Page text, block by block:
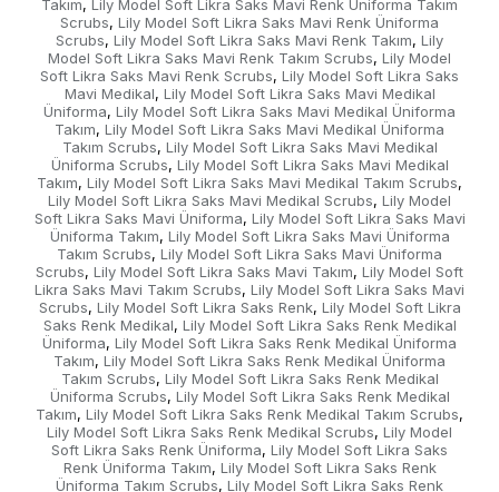
Takım, Lily Model Soft Likra Saks Mavi Renk Üniforma Takım
Scrubs, Lily Model Soft Likra Saks Mavi Renk Üniforma
Scrubs, Lily Model Soft Likra Saks Mavi Renk Takım, Lily
Model Soft Likra Saks Mavi Renk Takım Scrubs, Lily Model
Soft Likra Saks Mavi Renk Scrubs, Lily Model Soft Likra Saks
Mavi Medikal, Lily Model Soft Likra Saks Mavi Medikal
Üniforma, Lily Model Soft Likra Saks Mavi Medikal Üniforma
Takım, Lily Model Soft Likra Saks Mavi Medikal Üniforma
Takım Scrubs, Lily Model Soft Likra Saks Mavi Medikal
Üniforma Scrubs, Lily Model Soft Likra Saks Mavi Medikal
Takım, Lily Model Soft Likra Saks Mavi Medikal Takım Scrubs,
Lily Model Soft Likra Saks Mavi Medikal Scrubs, Lily Model
Soft Likra Saks Mavi Üniforma, Lily Model Soft Likra Saks Mavi
Üniforma Takım, Lily Model Soft Likra Saks Mavi Üniforma
Takım Scrubs, Lily Model Soft Likra Saks Mavi Üniforma
Scrubs, Lily Model Soft Likra Saks Mavi Takım, Lily Model Soft
Likra Saks Mavi Takım Scrubs, Lily Model Soft Likra Saks Mavi
Scrubs, Lily Model Soft Likra Saks Renk, Lily Model Soft Likra
Saks Renk Medikal, Lily Model Soft Likra Saks Renk Medikal
Üniforma, Lily Model Soft Likra Saks Renk Medikal Üniforma
Takım, Lily Model Soft Likra Saks Renk Medikal Üniforma
Takım Scrubs, Lily Model Soft Likra Saks Renk Medikal
Üniforma Scrubs, Lily Model Soft Likra Saks Renk Medikal
Takım, Lily Model Soft Likra Saks Renk Medikal Takım Scrubs,
Lily Model Soft Likra Saks Renk Medikal Scrubs, Lily Model
Soft Likra Saks Renk Üniforma, Lily Model Soft Likra Saks
Renk Üniforma Takım, Lily Model Soft Likra Saks Renk
Üniforma Takım Scrubs, Lily Model Soft Likra Saks Renk